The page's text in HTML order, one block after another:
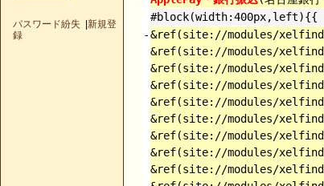
パスワード紛失
新規登
録
#block(width:400px,left){{
-&ref(site://modules/xelfinder/
&ref(site://modules/
&ref(site://modules/
&ref(site://modules/
&ref(site://modules/
&ref(site://modules/
&ref(site://modules/
&ref(site://modules/
&ref(site://modules/